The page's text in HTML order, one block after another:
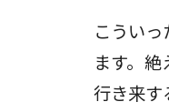
こうい
ます。
行き来す